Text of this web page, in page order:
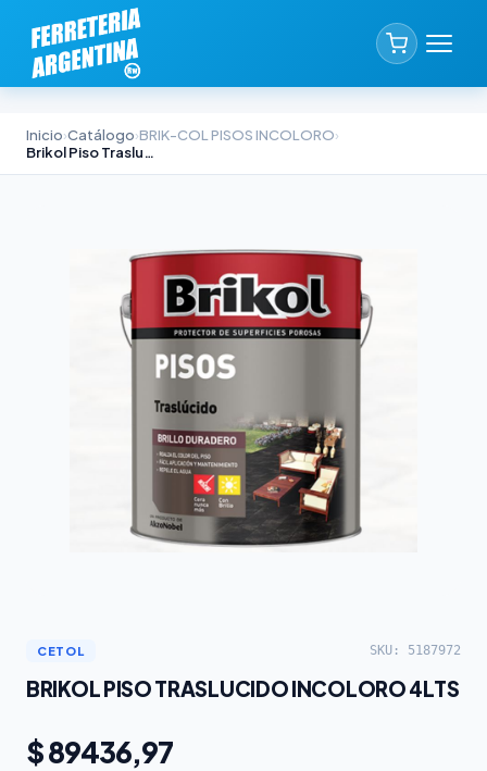
Inicio›Catálogo›BRIK-COL PISOS INCOLORO›
Brikol Piso Traslucido Incoloro 4lts
CETOL SKU: 5187972
BRIKOL PISO TRASLUCIDO INCOLORO 4LTS
$ 89436,97